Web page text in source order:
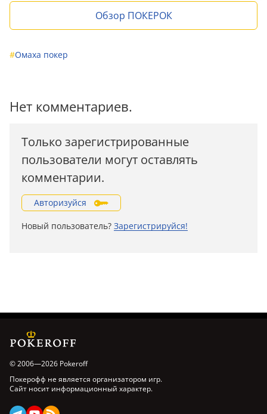
Обзор ПОКЕРОК
#Омаха покер
Нет комментариев.
Только зарегистрированные
пользователи могут оставлять
комментарии.
Авторизуйся
Новый пользователь? Зарегистрируйся!
© 2006—2026 Pokeroff
Покерофф не является организатором игр.
Сайт носит информационный характер.